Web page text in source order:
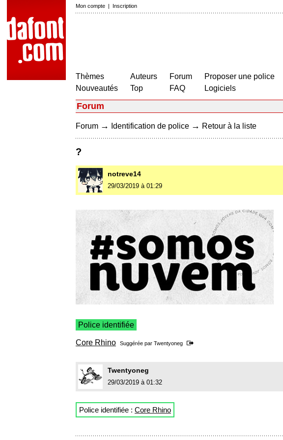
Mon compte | Inscription
Thèmes
Nouveautés
Auteurs
Top
Forum
FAQ
Proposer une police
Logiciels
Forum
Forum → Identification de police → Retour à la liste
?
notreve14
29/03/2019 à 01:29
Police identifiée
Core Rhino Suggérée par Twentyoneg
Twentyoneg
29/03/2019 à 01:32
Police identifiée : Core Rhino